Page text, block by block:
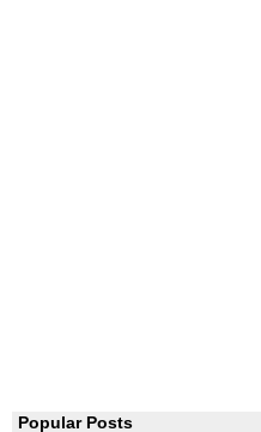
Popular Posts